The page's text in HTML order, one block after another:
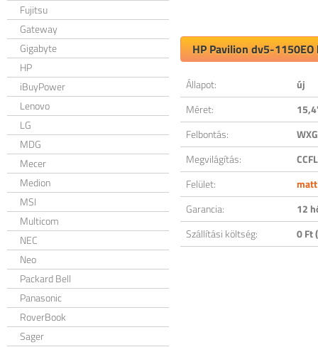
Fujitsu
Gateway
Gigabyte
HP
iBuyPower
Lenovo
LG
MDG
Mecer
Medion
MSI
Multicom
NEC
Neo
Packard Bell
Panasonic
RoverBook
Sager
HP Pavilion dv5-
Állapot:
új
Méret:
Felbontás:
Megvilágítás:
CCFL
Felület:
matt
Garancia:
12
Szállítási költség:
0 Ft